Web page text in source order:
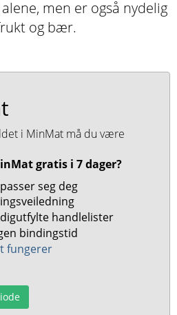
men er også nydelig
og bær.
i MinMat må du være
gratis i 7 dager?
seg deg
handlelister
bindingstid
fungerer